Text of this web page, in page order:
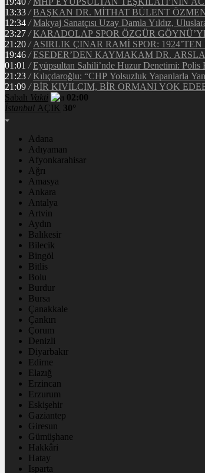
13:33 / BAŞKAN DR. MİTHAT BÜLENT
12:34 / Makyaj Sanatçısı Uzay Damla Yıldız,
23:27 / KARADOLAP SPOR ÖZGÜR
21:20 / ASIRLIK ÇINAR RAMİ SPOR:
19:46 / ESEDER’DEN KAYMAKAM DR.
01:01 / Eyüpsultan Sahili’nde Huzur Denetimi: Polis
21:23 / Kılıçdaroğlu: “CHP Yolsuzluk Yapanlarla
21:09 / BİR KIVILCIM, BİR ORMANI YOK
Sabah Vakti
02:00
İstanbul AÇIK 30°
Adana
Adıyaman
Afyonkarahisar
Ağrı
Amasya
Ankara
Antalya
Artvin
Aydın
Balıkesir
Bilecik
Bingöl
Bitlis
Bolu
Burdur
Bursa
Çanakkale
Çankırı
Çorum
Denizli
Diyarbakır
Edirne
Elazığ
Erzincan
Erzurum
Eskişehir
Gaziantep
Giresun
Gümüşhane
Hakkâri
Hatay
Isparta